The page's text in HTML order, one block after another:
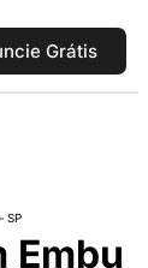
Grátis
SP
Embu